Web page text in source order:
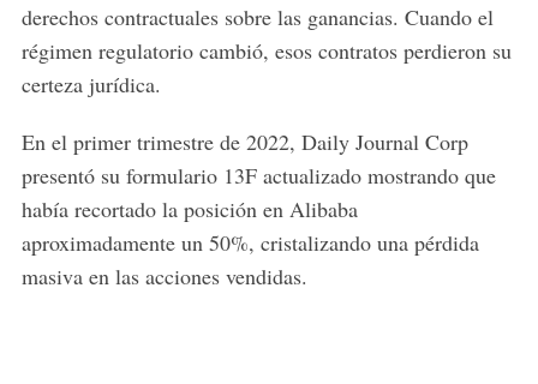
derechos contractuales sobre las ganancias. Cuando el
régimen regulatorio cambió, esos contratos perdieron su
certeza jurídica.
En el primer trimestre de 2022, Daily Journal Corp
presentó su formulario 13F actualizado mostrando que
había recortado la posición en Alibaba
aproximadamente un 50%, cristalizando una pérdida
masiva en las acciones vendidas.